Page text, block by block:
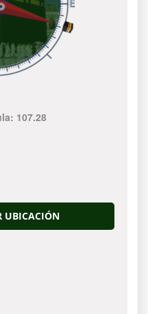
107.28
UBICACIÓN